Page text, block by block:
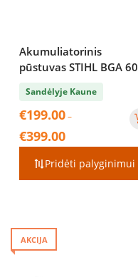
Akumuliatorinis
pūstuvas STIHL BGA 60
Sandėlyje Kaune
€199.00–
€399.00Price
range:
€199.00
Pridėti palyginimui
AKCIJA